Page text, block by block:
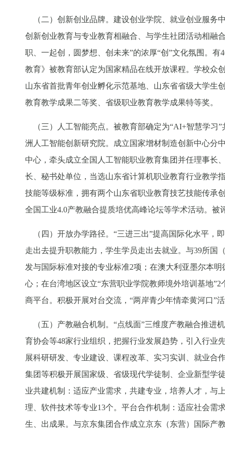
（二）创新创业品牌。建设创业学院、就业创业服务
创新创业教育与专业教育相融合、与学生社团活动相融
职、一起创，圆梦想、创未来”的浓厚“创”文化氛围。
教育》被教育部认定为国家精品在线开放课程。学校众
山东省首批青年创业孵化示范基地、山东省省级大学生
教育教学成果二等奖、省级职业教育教学成果特等奖。
（三）人工智能亮点。被教育部确定为“AI+智慧学习
洲人工智能创新研究院。成立国家增材制造创新中心分
中心，牵头成立全国人工智能职业教育集团并任理事长
长、秘书处单位，当选山东省计算机职业教育行业教学
技能等级标准，拥有两个山东省职业教育技艺技能传承
全国工业4.0产教融合提质培优高峰论坛等学术活动。
（四）开放办学路径。“三进三出”提高国际化水平，
走出去提升职教能力，学生学员走出去就业。与39所国
发与国际标准对接的专业标准2项；在澳大利亚墨尔本
心；在台湾地区设立“东营职业学院教师境外培训基地
商平台。积极开展对台交流，“两岸青少年情牵黄河口”
（五）产教融合机制。“点线面”三维度产教融合推进
育协会等48家行业组织，把握行业发展趋势，引入行业
展科研研发、专业建设、课程改革、实习实训、就业合
集团等积极开展国家级、省级现代学徒制、企业新型学
业共建机制：适应产业需求，共建专业，培养人才，与
理、软件技术等专业13个。平台合作机制：适应社会需
生、出成果。与京东集团合作成立京东（东营）国际产